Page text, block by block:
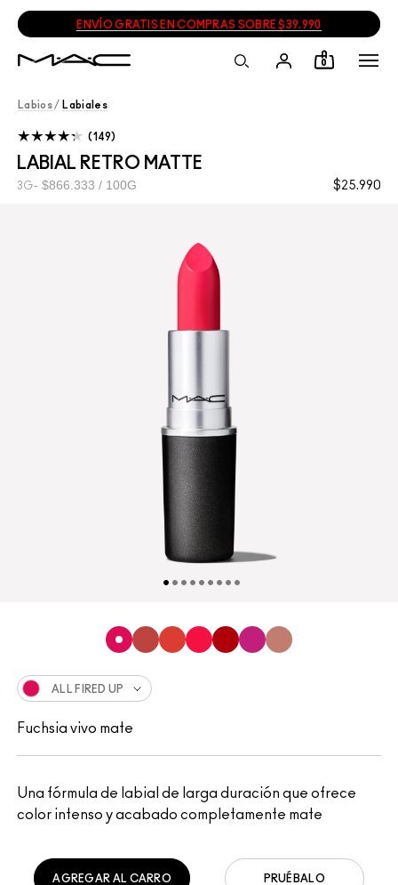
ENVÍO GRATIS EN COMPRAS SOBRE $39.990
0
Labios/ Labiales
LABIAL RETRO MATTE
$25.990
3G $866.333 / 100G
149
Una fórmula de labial de larga duración que ofrece
color intenso y acabado completamente mate
ALL FIRED UP
Fuchsia vivo mate
PRUÉBALO
AGREGAR AL CARRO